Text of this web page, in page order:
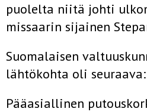
puolelta niitä johti
missaarin sijainen
Suomalaisen
lähtökohta oli seuraava:
Pääasiallinen